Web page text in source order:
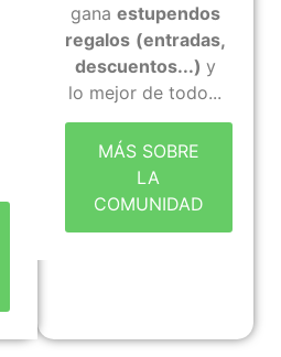
gana estupendos
regalos (entradas,
descuentos...) y
lo mejor de todo...
MÁS SOBRE
LA
COMUNIDAD